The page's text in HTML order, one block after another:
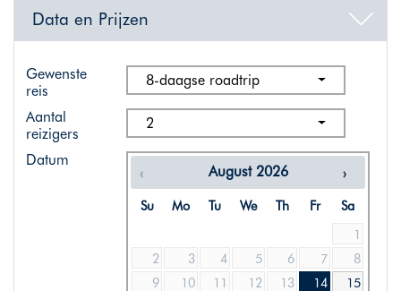
Data en Prijzen
Gewenste
reis
8-daagse roadtrip
Aantal
reizigers
2
Datum
August 2026
Su Mo Tu We Th Fr
Sa
1
2
3 4 5 6 7
8
9
10 11 12 13 14
15